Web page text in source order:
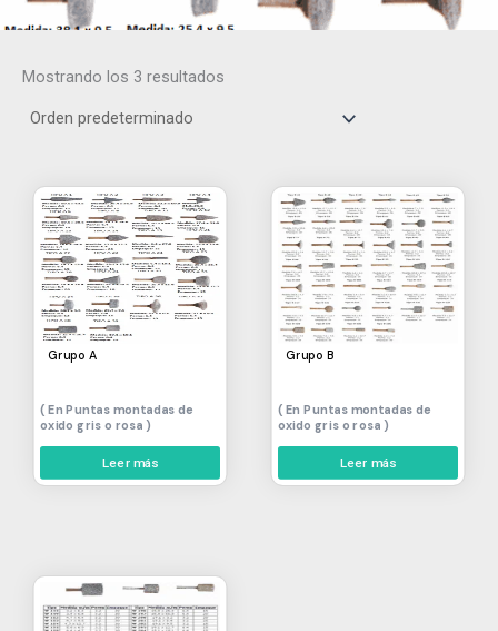
Mostrando los 3 resultados
Grupo A
Puntas montadas de
oxido gris o rosa
Leer más
Grupo B
Puntas montadas de
oxido gris o rosa
Leer más